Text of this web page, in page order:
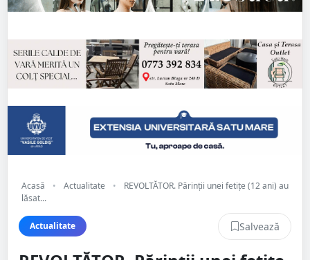
Acasă • Actualitate •
REVOLTĂTOR. Părinții unei fetițe (12 ani) au
lăsat...
Actualitate Salvează